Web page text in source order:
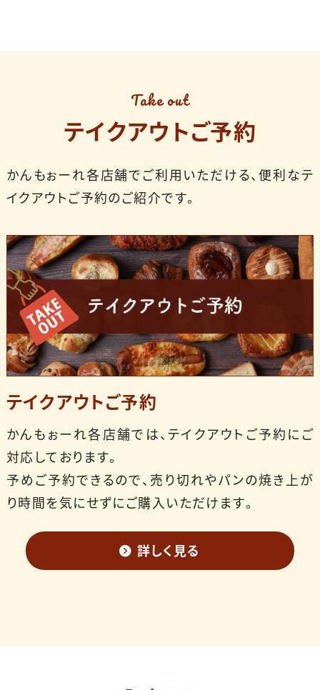
Take out
テイクアウトご予約
かんもぉーれ各店舗でご利用いただける、便利なテ
イクアウトご予約のご紹介です。
テイクアウトご予約
かんもぉーれ各店舗では、テイクアウトご予約にご
対応しております。
予めご予約できるので、売り切れやパンの焼き上が
り時間を気にせずにご購入いただけます。
詳しく見る